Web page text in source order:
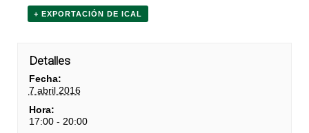
+ EXPORTACIÓN DE ICAL
Detalles
Fecha:
7 abril 2016
Hora:
17:00 - 20:00